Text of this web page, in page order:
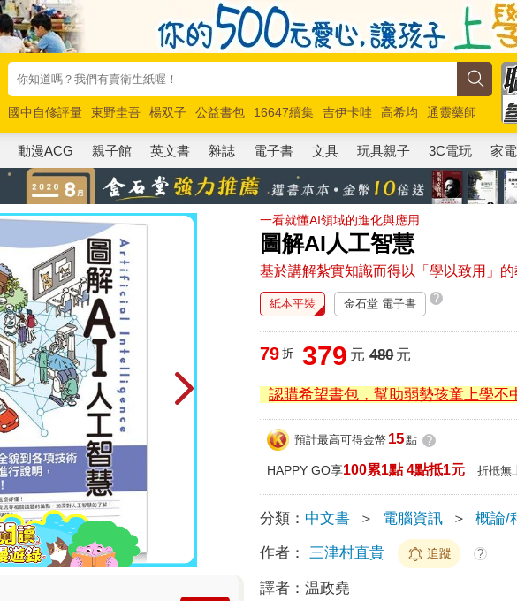
國中自修評量 東野圭吾 楊双子 公益書包 16647續集 吉伊卡哇 高希均
通靈藥師
唯紅花綻放
奧德賽 路邊攤新作 馬斯克 玩具總動員5 超慢跑
動漫ACG 親子館 英文書 雜誌 電子書 文具 玩具親子 3C電玩 家電
一看就懂AI領域的進化與應用
圖解AI人工智慧
基於講解紮實知識而得以「學以致用」
紙本平裝 金石堂 電子書 ?
79 折 379 元 480元
認購希望書包，幫助弱勢孩童上學不
預計最高可得金幣 15點 ?
HAPPY GO享100累1點 4點抵1元 折抵無
分類： 中文書 ＞ 電腦資訊 ＞ 概論/
作者： 三津村直貴 追蹤 ?
譯者：温政堯